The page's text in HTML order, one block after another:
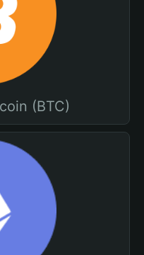
(BTC)